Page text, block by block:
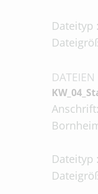
Dateityp :
DATEIEN
Dateityp :